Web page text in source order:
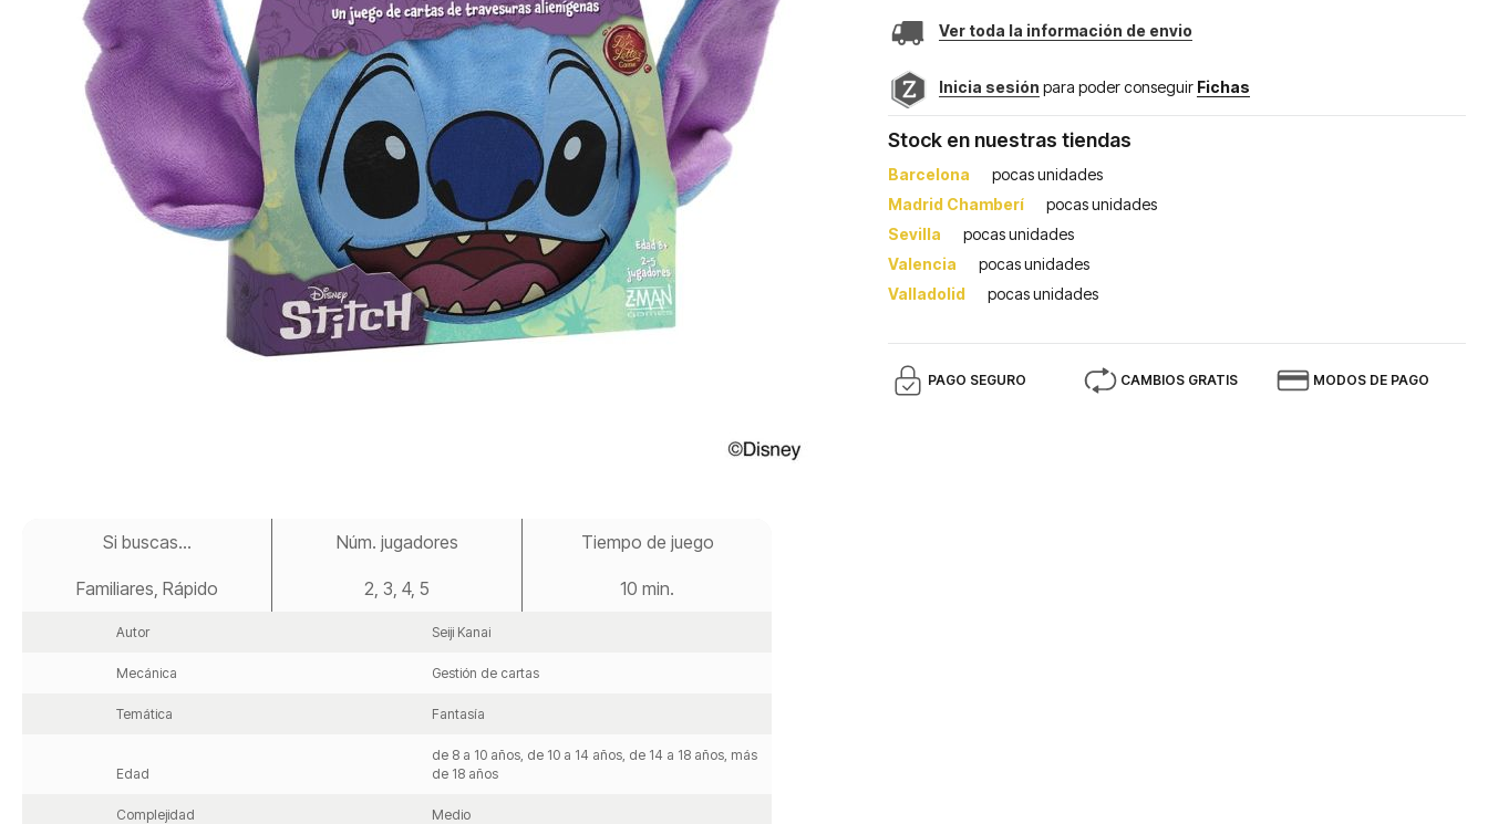
Ver toda la información de envio
Inicia sesión para poder conseguir Fichas
Stock en nuestras tiendas
Barcelona
pocas unidades
Madrid Chamberí
pocas unidades
Sevilla
pocas unidades
Valencia
pocas unidades
Valladolid
pocas unidades
PAGO SEGURO CAMBIOS GRATIS MODOS DE PAGO
Si buscas...
Familiares, Rápido
Núm. jugadores
2, 3, 4, 5
Tiempo de juego
10 min.
Autor Seiji Kanai
Mecánica Gestión de cartas
Temática Fantasía
Edad
de 8 a 10 años, de 10 a 14 años, de 14 a 18 años, más
de 18 años
Complejidad Medio